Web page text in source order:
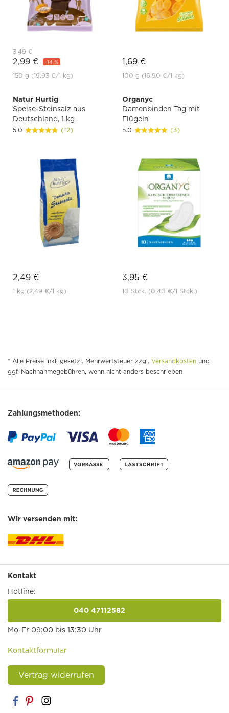
3,49 €
2,99 € -14 %
150 g (19,93 €/1 kg)
1,69 €
100 g (16,90 €/1 kg)
Natur Hurtig
Speise-Steinsalz aus
Deutschland, 1 kg
5.0 (12)
2,49 €
1 kg (2,49 €/1 kg)
Organyc
Damenbinden Tag mit
Flügeln
5.0 (3)
3,95 €
10 Stck. (0,40 €/1 Stck.)
* Alle Preise inkl. gesetzl. Mehrwertsteuer zzgl. Versandkosten und
ggf. Nachnahmegebühren, wenn nicht anders beschrieben
Zahlungsmethoden:
Wir versenden mit:
Kontakt
Hotline:
040 47112582
Mo-Fr 09:00 bis 13:30 Uhr
Kontaktformular
Vertrag widerrufen